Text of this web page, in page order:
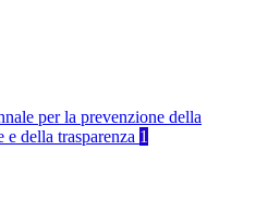
per la prevenzione della
e della trasparenza 1